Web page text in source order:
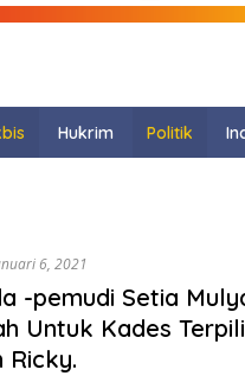
Hukrim Politik
6, 2021
-pemudi Setia
Untuk Kades
Ricky.